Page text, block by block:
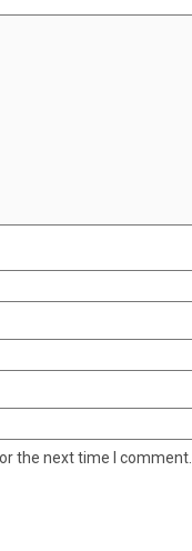
the next time I comment.